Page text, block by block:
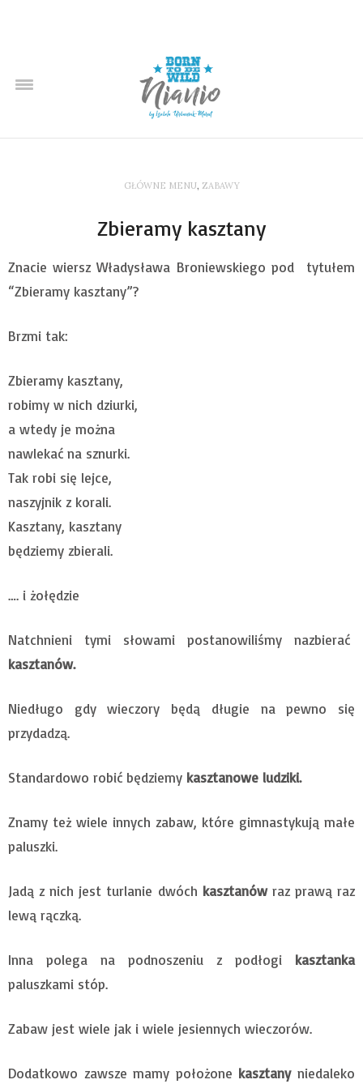
GŁÓWNE MENU, ZABAWY
Zbieramy kasztany
Znacie wiersz Władysława Broniewskiego pod tytułem
“Zbieramy kasztany”?
Brzmi tak:
Zbieramy kasztany,
robimy w nich dziurki,
a wtedy je można
nawlekać na sznurki.
Tak robi się lejce,
naszyjnik z korali.
Kasztany, kasztany
będziemy zbierali.
…. i żołędzie
Natchnieni tymi słowami postanowiliśmy nazbierać
kasztanów.
Niedługo gdy wieczory będą długie na pewno się
przydadzą.
Standardowo robić będziemy kasztanowe ludziki.
Znamy też wiele innych zabaw, które gimnastykują małe
paluszki.
Jadą z nich jest turlanie dwóch kasztanów raz prawą raz
lewą rączką.
Inna polega na podnoszeniu z podłogi kasztanka
paluszkami stóp.
Zabaw jest wiele jak i wiele jesiennych wieczorów.
Dodatkowo zawsze mamy położone kasztanyniedaleko